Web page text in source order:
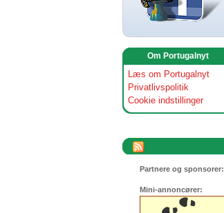
Om Portugalnyt
Læs om Portugalnyt
Privatlivspolitik
Cookie indstillinger
Partnere og sponsorer:
Mini-annoncører: